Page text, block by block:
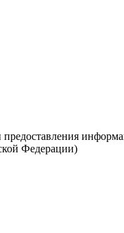
Федерации)